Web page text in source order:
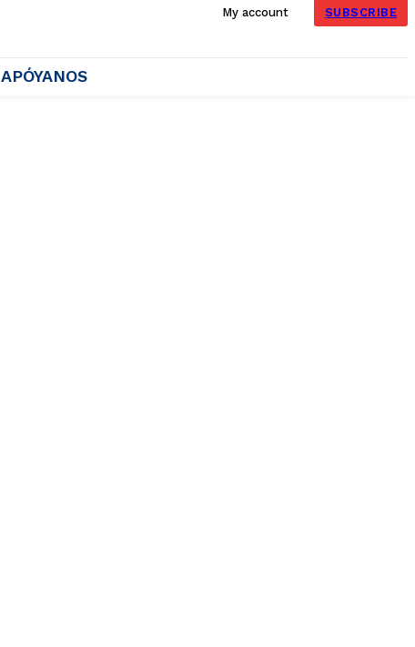
My account SUBSCRIBE
APÓYANOS